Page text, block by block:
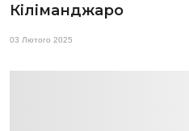
Кіліманджаро
03 Лютого 2025